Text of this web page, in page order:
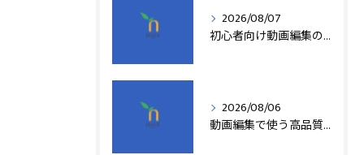
2026/08/07
初心者向け動画編集の簡単テクニック
2026/08/06
動画編集で使う高品質アフターエフェクトテンプレート活用術